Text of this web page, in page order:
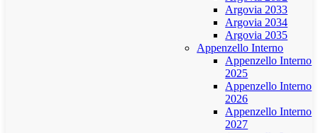
Argovia 2033
Argovia 2034
Argovia 2035
Appenzello Interno
Appenzello Interno
2025
Appenzello Interno
2026
Appenzello Interno
2027